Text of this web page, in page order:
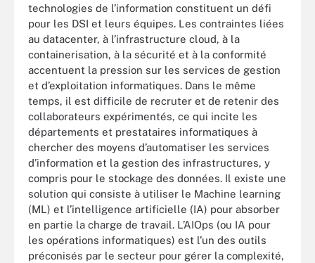
technologies de l’information constituent un défi
pour les DSI et leurs équipes. Les contraintes liées
au datacenter, à l’infrastructure cloud, à la
containerisation, à la sécurité et à la conformité
accentuent la pression sur les services de gestion
et d’exploitation informatiques. Dans le même
temps, il est difficile de recruter et de retenir des
collaborateurs expérimentés, ce qui incite les
départements et prestataires informatiques à
chercher des moyens d’automatiser les services
d’information et la gestion des infrastructures, y
compris pour le stockage des données. Il existe une
solution qui consiste à utiliser le Machine learning
(ML) et l’intelligence artificielle (IA) pour absorber
en partie la charge de travail. L’AIOps (ou IA pour
les opérations informatiques) est l’un des outils
préconisés par le secteur pour gérer la complexité,